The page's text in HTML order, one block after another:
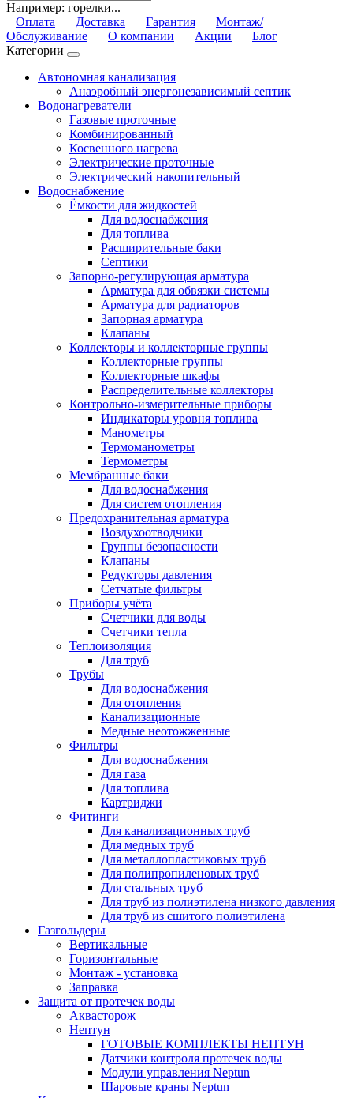
Например: горелки...
Оплата
Доставка Гарантия
Монтаж/
Обслуживание
О компании Акции
Блог
Категории
Автономная канализация
Анаэробный энергонезависимый септик
Водонагреватели
Газовые проточные
Комбинированный
Косвенного нагрева
Электрические проточные
Электрический накопительный
Водоснабжение
Ёмкости для жидкостей
Для водоснабжения
Для топлива
Расширительные баки
Септики
Запорно-регулирующая арматура
Арматура для обвязки системы
Арматура для радиаторов
Запорная арматура
Клапаны
Коллекторы и коллекторные группы
Коллекторные группы
Коллекторные шкафы
Распределительные коллекторы
Контрольно-измерительные приборы
Индикаторы уровня топлива
Манометры
Термоманометры
Термометры
Мембранные баки
Для водоснабжения
Для систем отопления
Предохранительная арматура
Воздухоотводчики
Группы безопасности
Клапаны
Редукторы давления
Сетчатые фильтры
Приборы учёта
Счетчики для воды
Счетчики тепла
Теплоизоляция
Для труб
Трубы
Для водоснабжения
Для отопления
Канализационные
Медные неотожженные
Фильтры
Для водоснабжения
Для газа
Для топлива
Картриджи
Фитинги
Для канализационных труб
Для медных труб
Для металлопластиковых труб
Для полипропиленовых труб
Для стальных труб
Для труб из полиэтилена низкого давления
Для труб из сшитого полиэтилена
Газгольдеры
Вертикальные
Горизонтальные
Монтаж - установка
Заправка
Защита от протечек воды
Аквасторож
Нептун
ГОТОВЫЕ КОМПЛЕКТЫ НЕПТУН
Датчики контроля протечек воды
Модули управления Neptun
Шаровые краны Neptun